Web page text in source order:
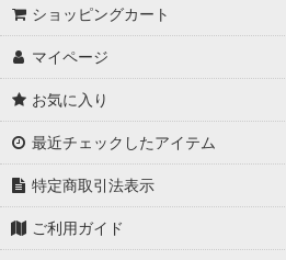
ショッピングカート
マイページ
お気に入り
最近チェックしたアイテム
特定商取引法表示
ご利用ガイド